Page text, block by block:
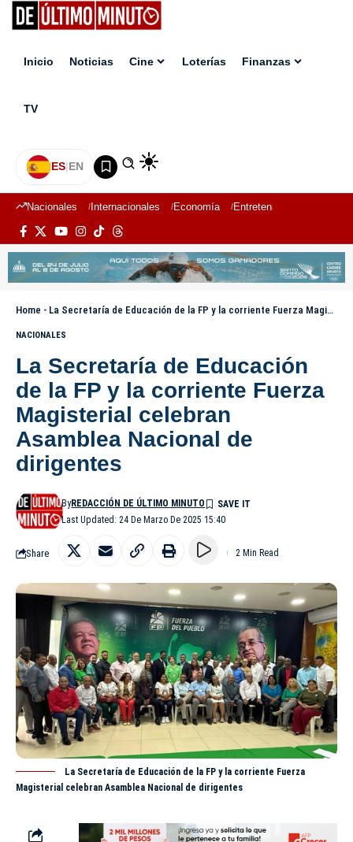
Inicio Noticias Cine Loterías Finanzas
TV
ES|EN
Nacionales Internacionales Economía Entretenimiento
Home - La Secretaría de Educación de la FP y la corriente Fuerza Magisterial celebran Asamblea Nacional de dirigentes
NACIONALES
La Secretaría de Educación
de la FP y la corriente Fuerza
Magisterial celebran
Asamblea Nacional de
dirigentes
Last Updated: 24 De Marzo De 2025 15:40
ByREDACCIÓN DE ÚLTIMO MINUTO
Share 2 Min Read
La Secretaría de Educación de la FP y la corriente Fuerza
Magisterial celebran Asamblea Nacional de dirigentes